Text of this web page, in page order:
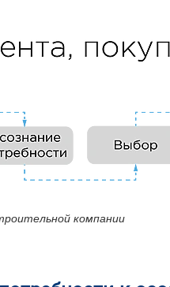
компании